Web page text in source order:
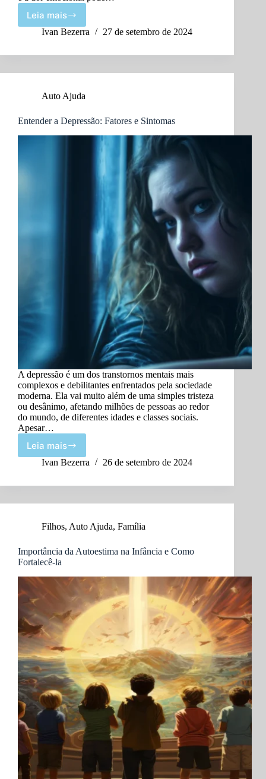
Leia mais
Fim
do
A
Não
Ivan Bezerra 27 de setembro de 2024
Auto Ajuda
Entender a Depressão: Fatores e Sintomas
A depressão é um dos transtornos mentais mais
complexos e debilitantes enfrentados pela sociedade
moderna. Ela vai muito além de uma simples tristeza
ou desânimo, afetando milhões de pessoas ao redor
do mundo, de diferentes idades e classes sociais.
Apesar…
Leia maisEntender
a
Fatores
Sintomas
Ivan Bezerra 26 de setembro de 2024
Filhos, Auto Ajuda, Família
Importância da Autoestima na Infância e Como
Fortalecê-la